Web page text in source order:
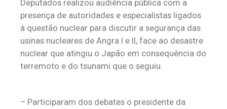
Deputados realizou audiência pública com a
presença de autoridades e especialistas ligados
à questão nuclear para discutir a segurança das
usinas nucleares de Angra I e II, face ao desastre
nuclear que atingiu o Japão em consequência do
terremoto e do tsunami que o seguiu.
– Participaram dos debates o presidente da